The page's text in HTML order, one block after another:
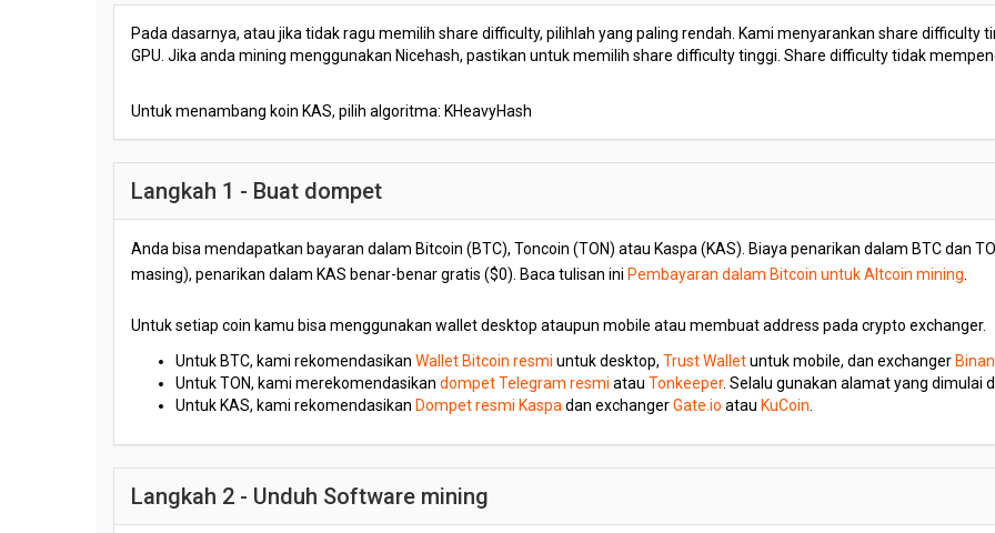
Pada dasarnya, atau jika tidak ragu memilih share difficulty, pilihlah yang paling rendah. Kami menyarankan share difficulty
GPU. Jika anda mining menggunakan Nicehash, pastikan untuk memilih share difficulty tinggi. Share difficulty tidak
Untuk menambang koin KAS, pilih algoritma: KHeavyHash
Langkah 1 - Buat dompet
Anda bisa mendapatkan bayaran dalam Bitcoin (BTC), Toncoin (TON) atau Kaspa (KAS). Biaya penarikan dalam BTC dan
masing), penarikan dalam KAS benar-benar gratis ($0). Baca tulisan ini Pembayaran dalam Bitcoin untuk Altcoin mining
Untuk setiap coin kamu bisa menggunakan wallet desktop ataupun mobile atau membuat address pada crypto exchanger.
Untuk BTC, kami rekomendasikan Wallet Bitcoin resmi untuk desktop, Trust Walletuntuk mobile, dan exchanger
Untuk TON, kami merekomendasikan dompet Telegram resmi atau Tonkeeper. Selalu gunakan alamat yang dimulai
Untuk KAS, kami rekomendasikan Dompet resmi Kaspa dan exchangerGate.io atau KuCoin
Langkah 2 - Unduh Software mining